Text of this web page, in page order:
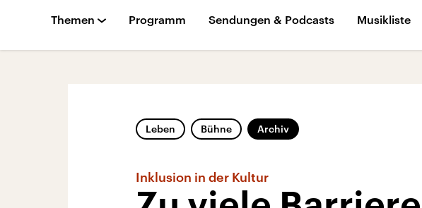
Themen Programm Sendungen & Podcasts Musikliste
Leben Bühne Archiv
Inklusion in der Kultur